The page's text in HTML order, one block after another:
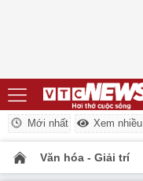
Mới nhất Xem nhiều
Văn hóa - Giải trí